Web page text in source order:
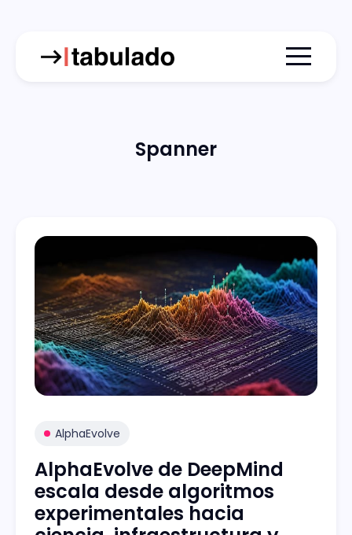
Menu
Spanner
AlphaEvolve
AlphaEvolve de DeepMind
escala desde algoritmos
experimentales hacia